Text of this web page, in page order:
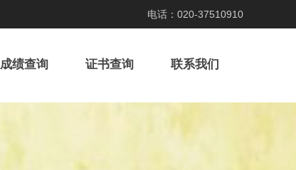
电话： 020-37510910
成绩查询 证书查询 联系我们